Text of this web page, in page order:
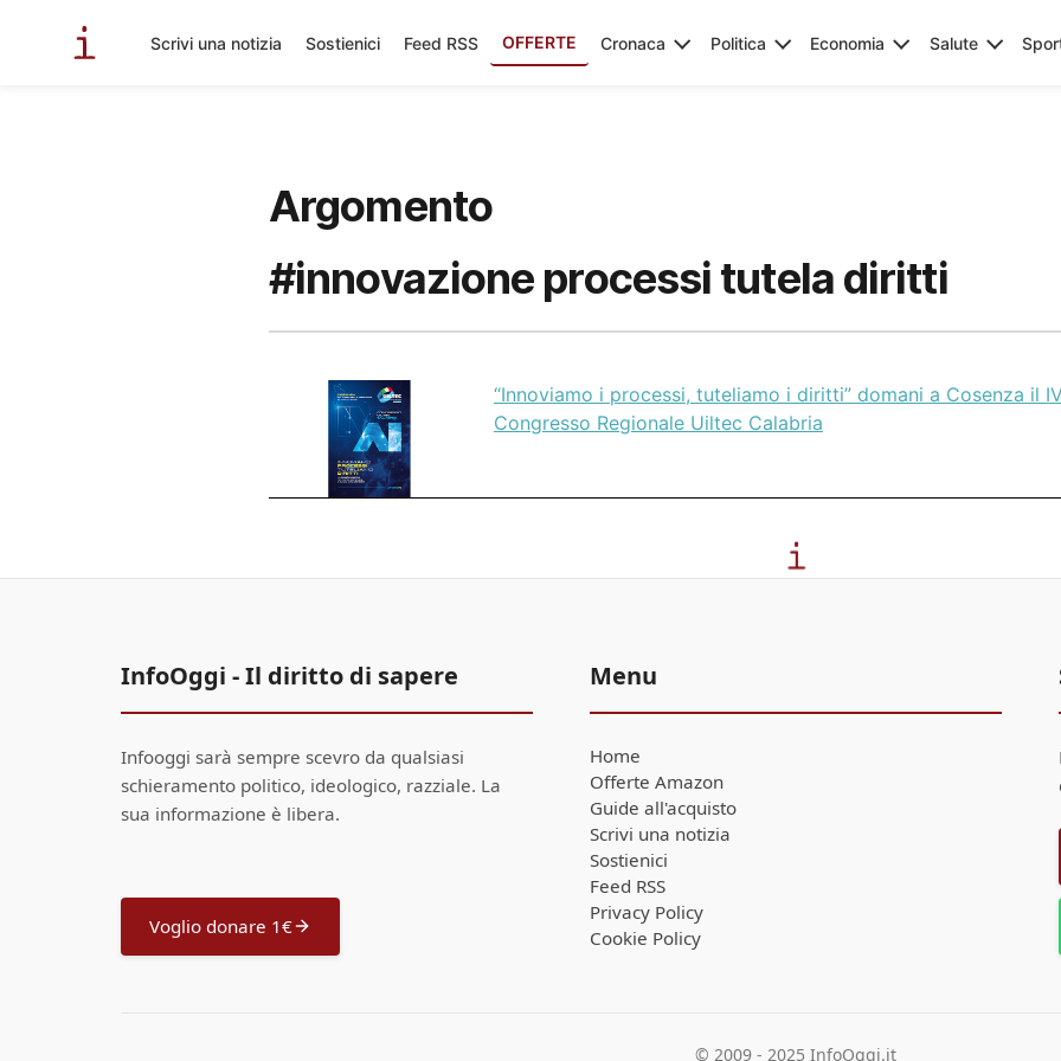
Scrivi una notizia Sostienici Feed RSS OFFERTE Cronaca Politica Economia Salute
Argomento
#innovazione processi tutela diritti
“Innoviamo i processi, tuteliamo i diritti” domani a Cosenza il
Congresso Regionale Uiltec Calabria
InfoOggi - Il diritto di sapere
Infooggi sarà sempre scevro da qualsiasi
schieramento politico, ideologico, razziale. La
sua informazione è libera.
Voglio donare 1€
Menu
Home
Offerte Amazon
Guide all'acquisto
Scrivi una notizia
Sostienici
Feed RSS
Privacy Policy
Cookie Policy
© 2009 - 2025 InfoOggi.it